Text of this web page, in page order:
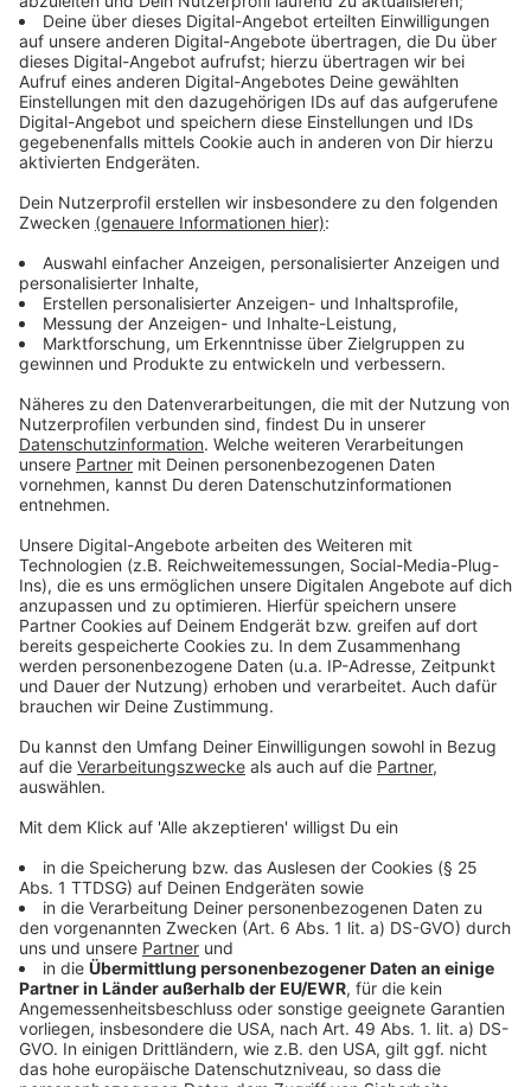
Airlines jetzt so schnell wie möglich an die Zielorte der
Reisenden nachgesandt.
Anzeige
Anzeige
Der Flughafen hatte am ersten Wochenende der
Herbstferien insgesamt etwa 255.000 Passagiere
erwartet. Der Sonntag war mit über 80.000 Fluggästen
Anzeige
Anzeige
So hatten wir vorab berichtet
So berichtet die Kollegen der RP
Bei der Sicherheitskontrolle sollten Reisende aktuell
mehr Zeit einplanen
Folge uns für mehr News & Updates:
Anzeige
Livestream|Instagram|Facebook| WhatsApp-Kanal
Anzeige